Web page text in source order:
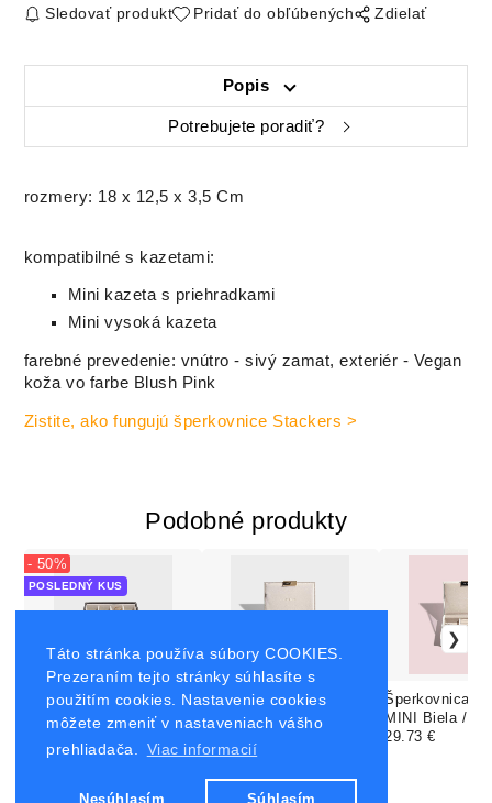
Táto stránka používa súbory COOKIES.
Prezeraním tejto stránky súhlasíte s
použitím cookies. Nastavenie cookies
môžete zmeniť v nastaveniach vášho
prehliadača.
Viac informacií
Nesúhlasím Súhlasím
Sledovať produkt Pridať do obľúbených Zdielať
Popis
Potrebujete poradiť?
rozmery: 18 x 12,5 x 3,5 Cm
kompatibilné s kazetami:
Mini kazeta s priehradkami
Mini vysoká kazeta
farebné prevedenie: vnútro - sivý zamat, exteriér - Vegan
koža vo farbe Blush Pink
Zistite, ako fungujú šperkovnice Stackers >
Podobné produkty
Šperkovnica Stackers
MINI Mink / box s 11
POSLEDNÝ KUS
- 50%
Šperkovnica Stackers
MINI Taupe / vrchný
Šperkovnica
MINI Biela /
uzatvárateľný
29.73 €